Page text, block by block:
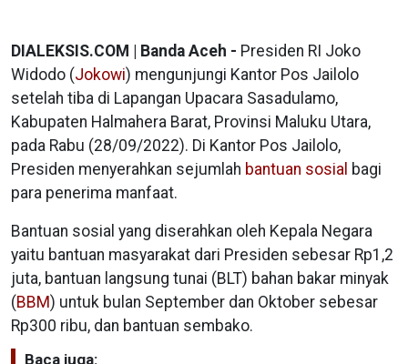
DIALEKSIS.COM | Banda Aceh - Presiden RI Joko
Widodo (Jokowi) mengunjungi Kantor Pos Jailolo
setelah tiba di Lapangan Upacara Sasadulamo,
Kabupaten Halmahera Barat, Provinsi Maluku Utara,
pada Rabu (28/09/2022). Di Kantor Pos Jailolo,
Presiden menyerahkan sejumlah bantuan sosial bagi
para penerima manfaat.
Bantuan sosial yang diserahkan oleh Kepala Negara
yaitu bantuan masyarakat dari Presiden sebesar Rp1,2
juta, bantuan langsung tunai (BLT) bahan bakar minyak
(BBM) untuk bulan September dan Oktober sebesar
Rp300 ribu, dan bantuan sembako.
Baca juga: